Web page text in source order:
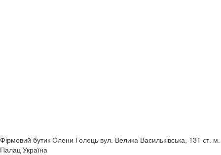
Фірмовий бутик Олени Голець вул. Велика Васильківська, 131 ст. м.
Палац Україна